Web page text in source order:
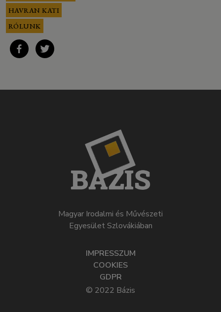
HAVRAN KATI
RÓLUNK
Magyar Irodalmi és Művészeti
Egyesület Szlovákiában
IMPRESSZUM
COOKIES
GDPR
© 2022 Bázis